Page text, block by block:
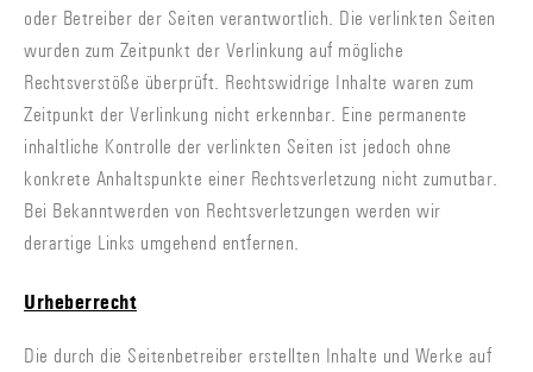
oder Betreiber der Seiten verantwortlich. Die verlinkten Seiten
wurden zum Zeitpunkt der Verlinkung auf mögliche
Rechtsverstöße überprüft. Rechtswidrige Inhalte waren zum
Zeitpunkt der Verlinkung nicht erkennbar. Eine permanente
inhaltliche Kontrolle der verlinkten Seiten ist jedoch ohne
konkrete Anhaltspunkte einer Rechtsverletzung nicht zumutbar.
Bei Bekanntwerden von Rechtsverletzungen werden wir
derartige Links umgehend entfernen.
Urheberrecht
Die durch die Seitenbetreiber erstellten Inhalte und Werke auf